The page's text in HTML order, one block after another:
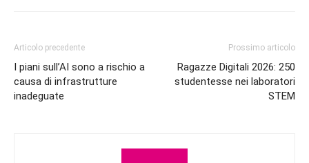
Articolo precedente
I piani sull’AI sono a rischio a
causa di infrastrutture
inadeguate
Prossimo articolo
Ragazze Digitali 2026: 250
studentesse nei laboratori
STEM